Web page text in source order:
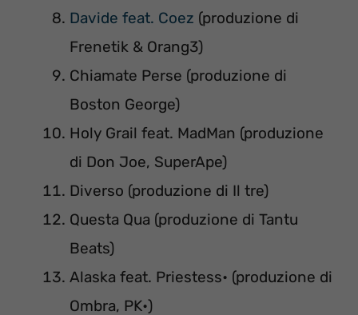
Davide feat. Coez (produzione di
Frenetik & Orang3)
Chiamate Perse (produzione di
Boston George)
Holy Grail feat. MadMan (produzione
di Don Joe, SuperApe)
Diverso (produzione di Il tre)
Questa Qua (produzione di Tantu
Beats)
Alaska feat. Priestess• (produzione di
Ombra, PK•)